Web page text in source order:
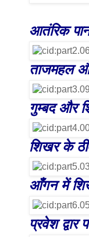
आतंरिक
ताजमहल
गुम्बद और
शिखर के
आँगन में
प्रवेश